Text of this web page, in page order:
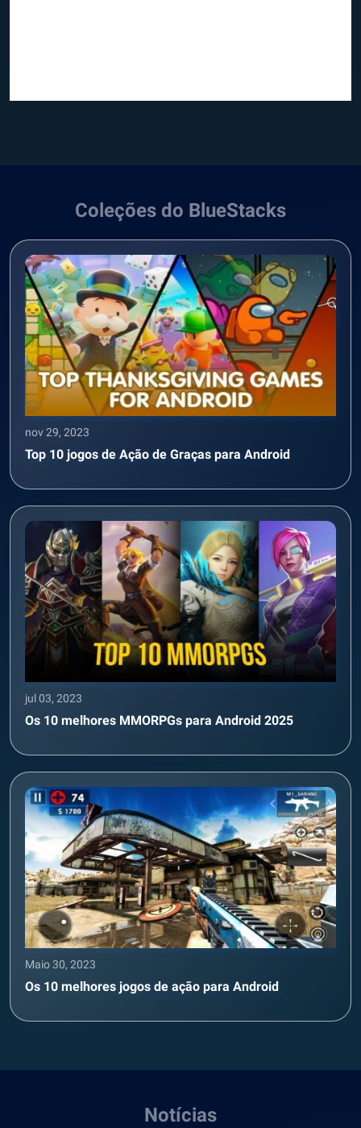
Coleções do BlueStacks
nov 29, 2023
Top 10 jogos de Ação de Graças para Android
jul 03, 2023
Os 10 melhores MMORPGs para Android 2025
Maio 30, 2023
Os 10 melhores jogos de ação para Android
Notícias